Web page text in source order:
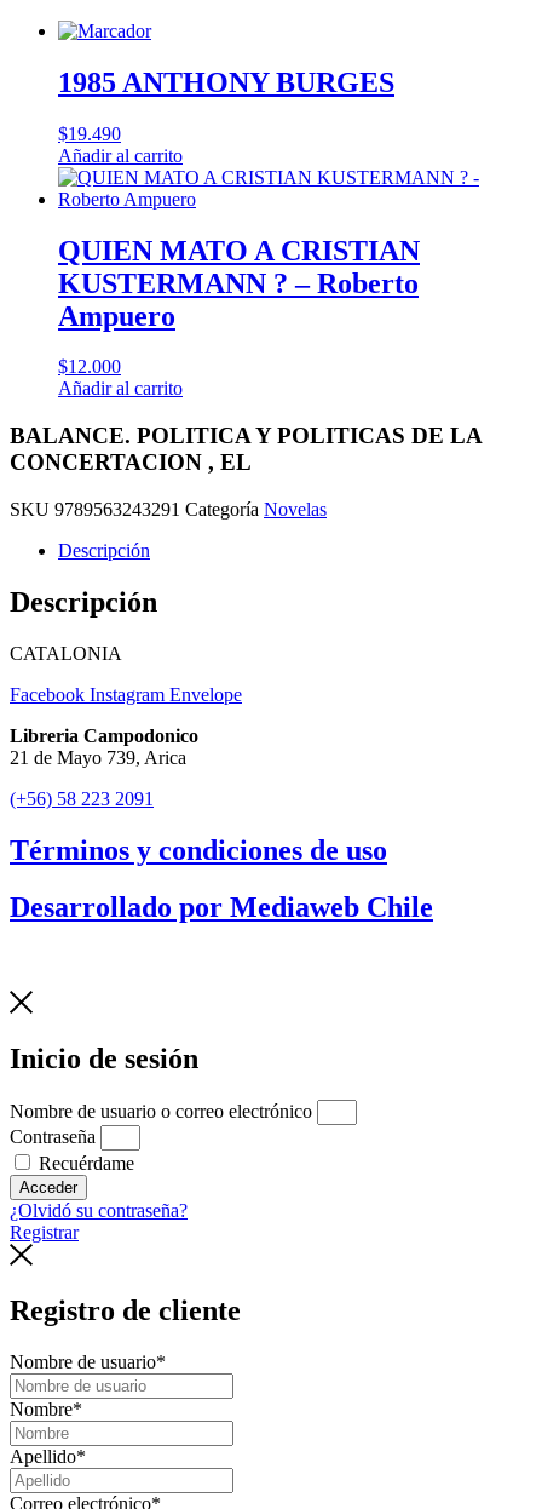
1985 ANTHONY BURGES
$19.490
Añadir al carrito
QUIEN MATO A CRISTIAN
KUSTERMANN ? – Roberto
Ampuero
$12.000
Añadir al carrito
BALANCE. POLITICA Y POLITICAS DE LA
CONCERTACION , EL
SKU 9789563243291 Categoría Novelas
Descripción
Descripción
CATALONIA
Facebook Instagram Envelope
Libreria Campodonico
21 de Mayo 739, Arica
(+56) 58 223 2091
Términos y condiciones de uso
Desarrollado por Mediaweb Chile
Inicio de sesión
Nombre de usuario o correo electrónico
Contraseña
Recuérdame
Acceder
¿Olvidó su contraseña?
Registrar
Registro de cliente
Nombre de usuario*
Nombre*
Apellido*
Correo electrónico*